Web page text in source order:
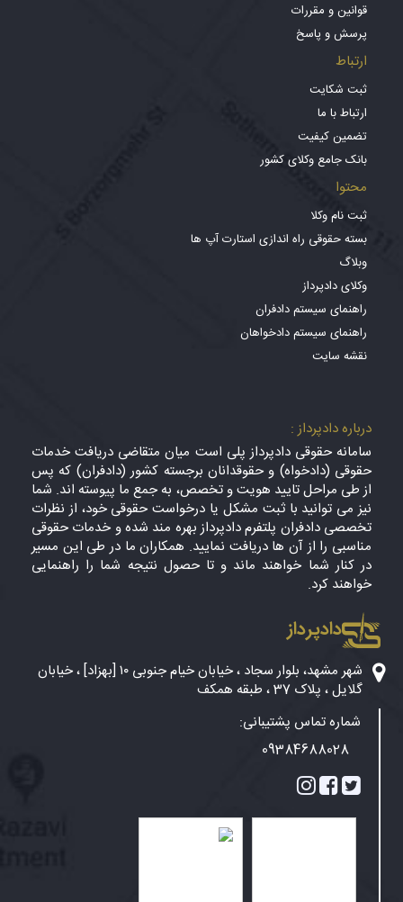
قوانین و مقررات
پرسش و پاسخ
ارتباط
ثبت شکایت
ارتباط با ما
تضمین کیفیت
بانک جامع وکلای کشور
محتوا
ثبت نام وکلا
بسته حقوقی راه اندازی استارت آپ ها
وبلاگ
وکلای دادپرداز
راهنمای سیستم دادفران
راهنمای سیستم دادخواهان
نقشه سایت
درباره دادپرداز :
سامانه حقوقی دادپرداز پلی است میان متقاضی دریافت خدمات
حقوقی (دادخواه) و حقوقدانان برجسته کشور (دادفران) که پس
از طی مراحل تایید هویت و تخصص، به جمع ما پیوسته اند. شما
نیز می توانید با ثبت مشکل یا درخواست حقوقی خود، از نظرات
تخصصی دادفران پلتفرم دادپرداز بهره مند شده و خدمات حقوقی
مناسبی را از آن ها دریافت نمایید. همکاران ما در طی این مسیر
در کنار شما خواهند ماند و تا حصول نتیجه شما را راهنمایی
خواهند کرد.
دادپرداز
شهر مشهد، بلوار سجاد ، خیابان خیام جنوبی ۱۰ [بهزاد] ، خیابان
گلایل ، پلاک 37 ، طبقه همکف
شماره تماس پشتیبانی:
09384688028